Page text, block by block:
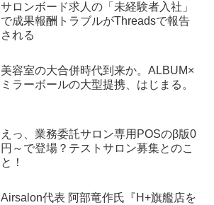
サロンボード求人の「未経験者入社」
で成果報酬トラブルがThreadsで報告
される
美容室の大合併時代到来か。ALBUM×
ミラーボールの大型提携、はじまる。
えっ、業務委託サロン専用POSのβ版0
円～で登場？テストサロン募集とのこ
と！
Airsalon代表 阿部竜作氏『H+旗艦店を